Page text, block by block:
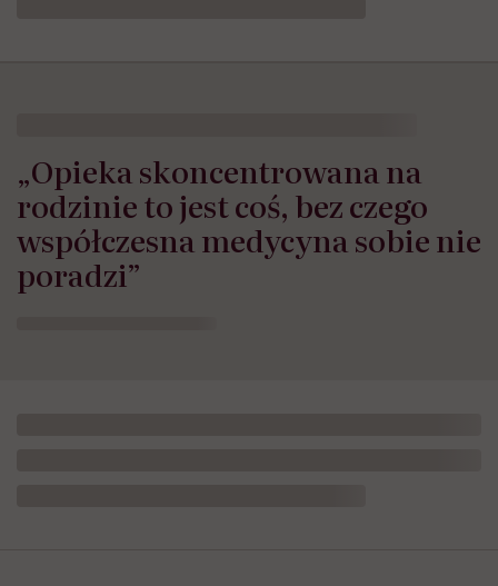
„Opieka skoncentrowana na
rodzinie to jest coś, bez czego
współczesna medycyna sobie nie
poradzi”